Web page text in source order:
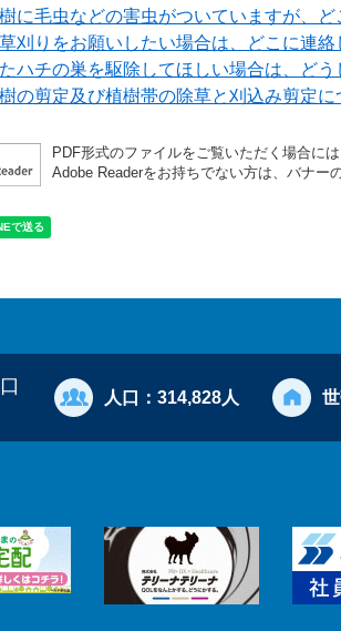
に毛虫などの害虫がついていますが、
刈りをお願いしたい場合は、どこに連
ハチの巣を駆除してほしい場合は、ど
の剪定及び植樹帯の除草と刈込み剪定に
PDF形式のファイルをご覧いただく場合に
Adobe Readerをお持ちでない方は、バナー
人口： 314,828人